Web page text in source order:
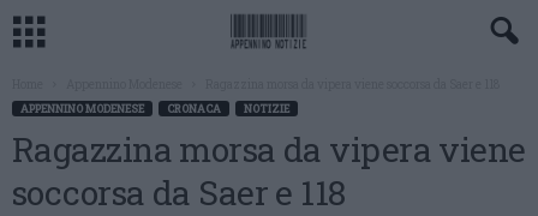
APPENNINO MODENESE CRONACA NOTIZIE
Ragazzina morsa da vipera viene
soccorsa da Saer e 118